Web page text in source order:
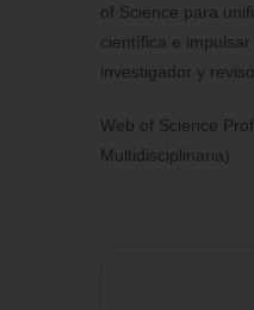
of Science para
científica e
investigador y
Web of Science
Multidisciplinaria)